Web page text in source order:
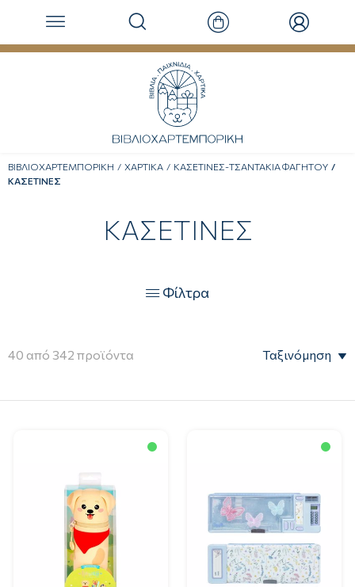
ΒΙΒΛΙΟΧΑΡΤΕΜΠΟΡΙΚΗ ΧΑΡΤΙΚΑ
ΚΑΣΕΤΙΝΕΣ-ΤΣΑΝΤΑΚΙΑ ΦΑΓΗΤΟΥ
ΚΑΣΕΤΙΝΕΣ
ΚΑΣΕΤΙΝΕΣ
 Φίλτρα
40 από 342 προϊόντα Ταξινόμηση